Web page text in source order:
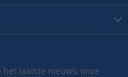
laatste nieuws, onze